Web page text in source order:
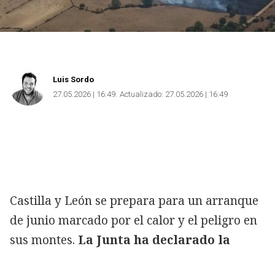
Luis Sordo
27.05.2026 | 16:49 Actualizado: 27.05.2026 | 16:49
Castilla y León se prepara para un arranque
de junio marcado por el calor y el peligro en
sus montes. La Junta ha declarado la